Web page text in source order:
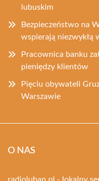
lubuskim
Bezpieczeństwo na
wspierają niezwykłą
Pracownica banku
pieniędzy klientów
Pięciu obywateli
Warszawie
O NAS